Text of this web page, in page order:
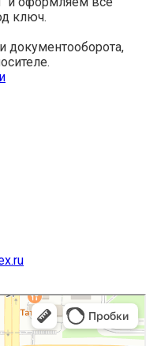
ключ.
документооборота,